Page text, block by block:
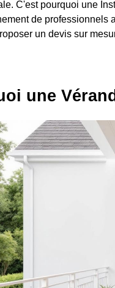
C'est pourquoi une
de professionnels
un devis sur
une